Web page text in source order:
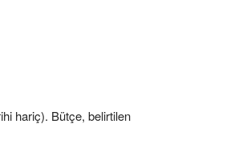
hariç). Bütçe, belirtilen